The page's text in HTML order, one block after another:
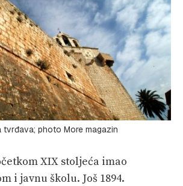
tvrđava; photo More magazin
XIX stoljeća imao
i javnu školu. Još 1894.